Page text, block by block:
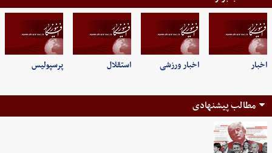
اخبار اخبار ورزشی استقلال پرسپولیس
مطالب پیشنهادی